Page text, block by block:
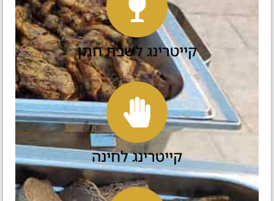
קייטרינג לשבת חתן
קייטרינג לחינה